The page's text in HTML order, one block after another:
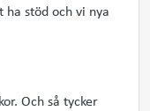
ha stöd och vi nya
Och så tycker